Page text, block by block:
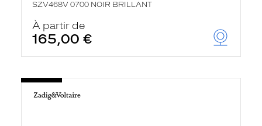
SZV468V 0700 NOIR BRILLANT
À partir de
165,00 €